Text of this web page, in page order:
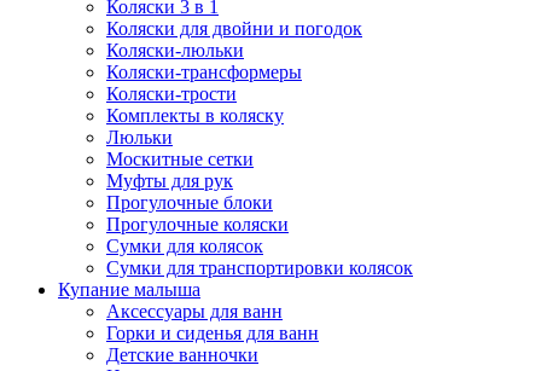
Коляски 3 в 1
Коляски для двойни и погодок
Коляски-люльки
Коляски-трансформеры
Коляски-трости
Комплекты в коляску
Люльки
Москитные сетки
Муфты для рук
Прогулочные блоки
Прогулочные коляски
Сумки для колясок
Сумки для транспортировки колясок
Купание малыша
Аксессуары для ванн
Горки и сиденья для ванн
Детские ванночки